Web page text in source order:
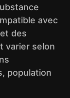
avec
des
varier selon
population